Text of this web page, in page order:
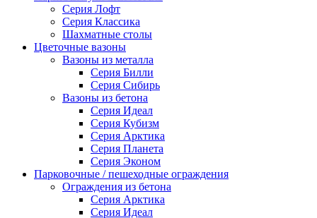
Серия Лофт
Серия Классика
Шахматные столы
Цветочные вазоны
Вазоны из металла
Серия Билли
Серия Сибирь
Вазоны из бетона
Серия Идеал
Серия Кубизм
Серия Арктика
Серия Планета
Серия Эконом
Парковочные / пешеходные ограждения
Ограждения из бетона
Серия Арктика
Серия Идеал